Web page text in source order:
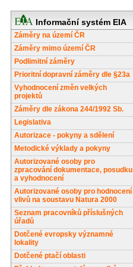
Informační systém EIA
Záměry na území ČR
Záměry mimo území ČR
Podlimitní záměry
Prioritní dopravní záměry dle §23a
Vyhodnocení změn velkých
projektů
Záměry dle zákona 244/1992 Sb.
Legislativa
Autorizace - pokyny a sdělení
Metodické výklady a pokyny
Autorizované osoby pro
zpracování dokumentace, posudku
a vyhodnocení
Autorizované osoby pro hodnocení
vlivů na soustavu Natura 2000
Seznam pracovníků příslušných
úřadů
Dotčené evropsky významné
lokality
Dotčené ptačí oblasti